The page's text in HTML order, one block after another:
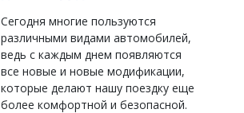
Сегодня многие пользуются
различными видами автомобилей,
ведь с каждым днем появляются
все новые и новые модификации,
которые делают нашу поездку еще
более комфортной и безопасной.